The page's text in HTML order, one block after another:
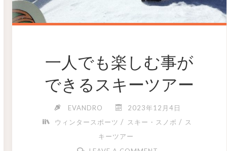
一人でも楽しむ事が
できるスキーツアー
EVANDRO
2023年12月4日
ウィンタースポーツ / スキー・スノボ / ス
キーツアー